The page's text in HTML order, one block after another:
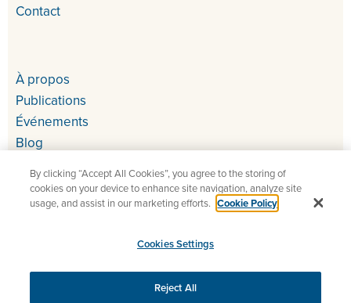
Contact
À propos
Publications
Événements
Blog
Copyright 2026 StarDust – Tests QA et UAT de tous vos
services numériques
By clicking “Accept All Cookies”, you agree to the storing of
cookies on your device to enhance site navigation, analyze site
usage, and assist in our marketing efforts. Cookie Policy
Cookies Settings
Reject All